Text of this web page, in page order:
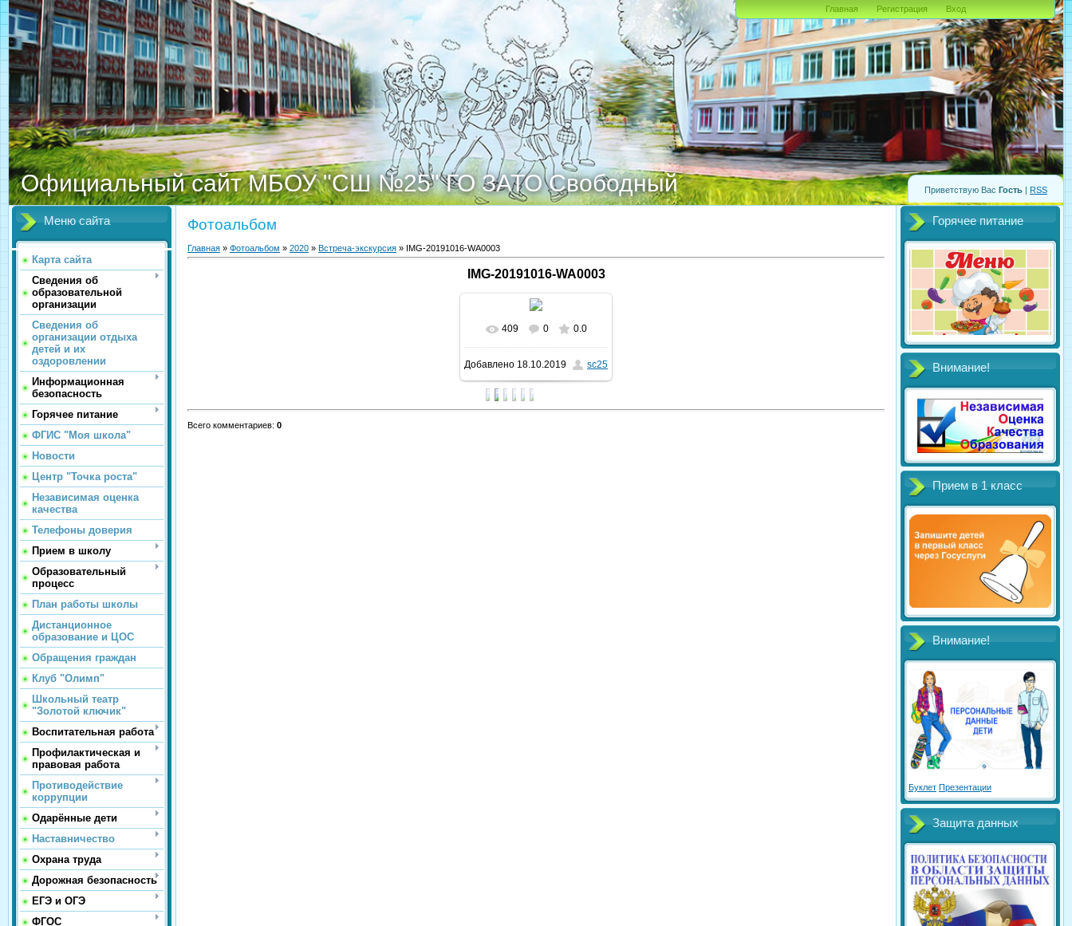
Приветствую Вас Гость | RSS
Официальный сайт МБОУ "СШ №25" ГО ЗАТО Свободный
Главная Регистрация Вход
Меню сайта
Карта сайта
Сведения об
образовательной
организации
Сведения об
организации отдыха
детей и их
оздоровлении
Информационная
безопасность
Горячее питание
ФГИС "Моя школа"
Новости
Центр "Точка роста"
Независимая оценка
качества
Телефоны доверия
Прием в школу
Образовательный
процесс
План работы школы
Дистанционное
образование и ЦОС
Обращения граждан
Клуб "Олимп"
Школьный театр
"Золотой ключик"
Воспитательная работа
Профилактическая и
правовая работа
Противодействие
коррупции
Одарённые дети
Наставничество
Охрана труда
Дорожная безопасность
ЕГЭ и ОГЭ
ФГОС
Фотоальбом
Главная » Фотоальбом » 2020 » Встреча-экскурсия » IMG-20191016-WA0003
IMG-20191016-WA0003
В реальном размере
1280x960/ 109.5Kb
409 0 0.0
Добавлено 18.10.2019 sc25
Всего комментариев: 0
Горячее питание
Внимание!
Прием в 1 класс
Внимание!
Буклет Презентации
Защита данных